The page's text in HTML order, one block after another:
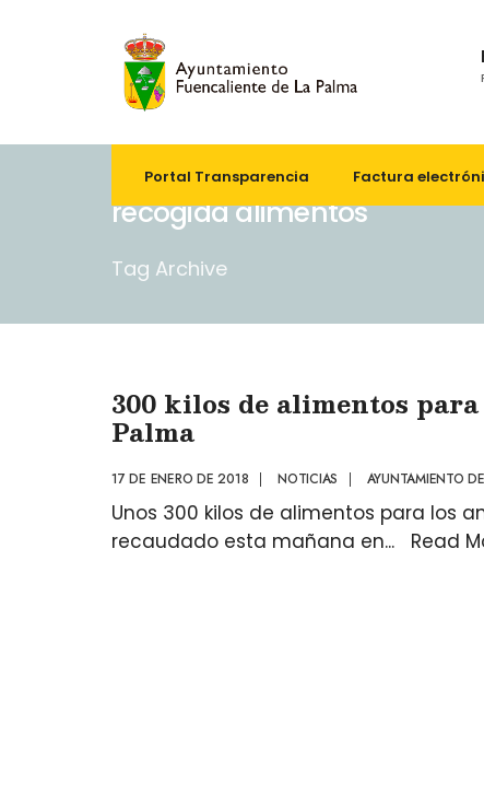
Portal Transparencia Factura
recogida alimentos
Tag Archive
300 kilos de alimentos
Palma
17 DE ENERO DE 2018 | NOTICIAS | AYUNTAMIENTO
Unos 300 kilos de alimentos para los
recaudado esta mañana en... Read